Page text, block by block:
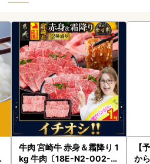
牛肉 宮崎牛 赤身＆霜降り 1
kg 牛肉〔18E-N2-002-1
【
か